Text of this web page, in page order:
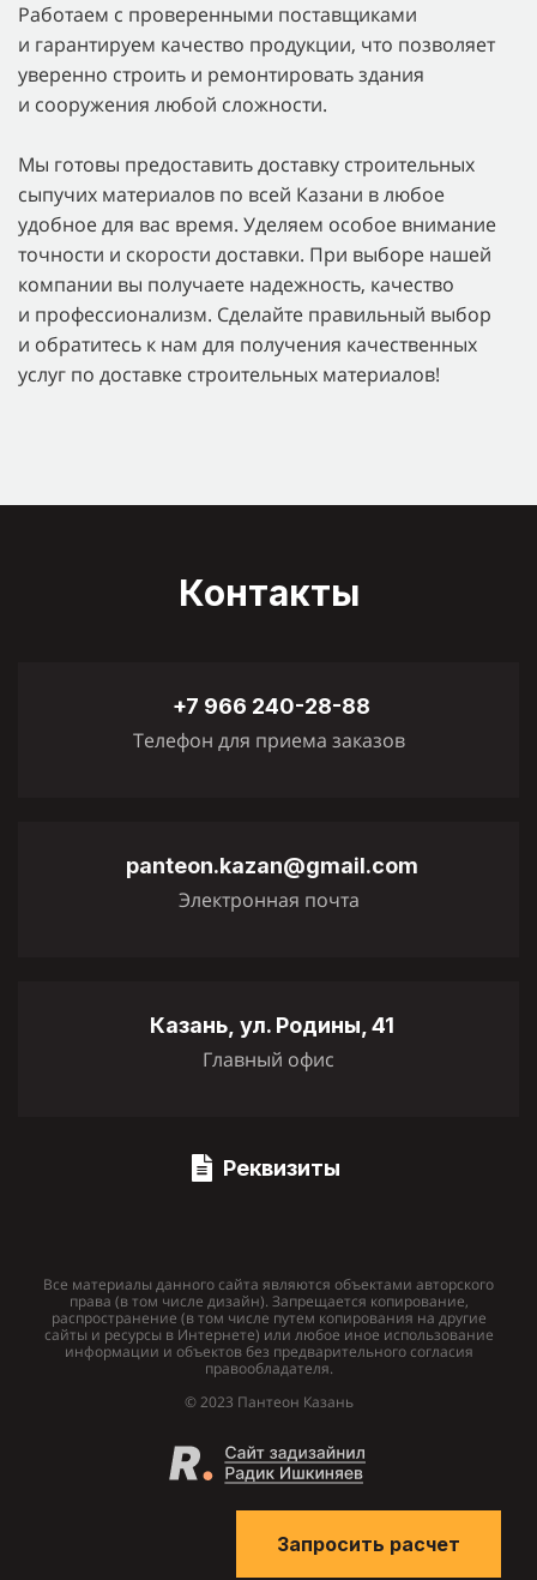
Работаем с проверенными поставщиками
и гарантируем качество продукции, что позволяет
уверенно строить и ремонтировать здания
и сооружения любой сложности.
Мы готовы предоставить доставку строительных
сыпучих материалов по всей Казани в любое
удобное для вас время. Уделяем особое внимание
точности и скорости доставки. При выборе нашей
компании вы получаете надежность, качество
и профессионализм. Сделайте правильный выбор
и обратитесь к нам для получения качественных
услуг по доставке строительных материалов!
Контакты
+7 966 240-28-88
Телефон для приема заказов
panteon.kazan@gmail.com
Электронная почта
Казань, ул. Родины, 41
Главный офис
Реквизиты
Все материалы данного сайта являются объектами авторского
права (в том числе дизайн). Запрещается копирование,
распространение (в том числе путем копирования на другие
сайты и ресурсы в Интернете) или любое иное использование
информации и объектов без предварительного согласия
правообладателя.
© 2023 Пантеон Казань
Запросить расчет